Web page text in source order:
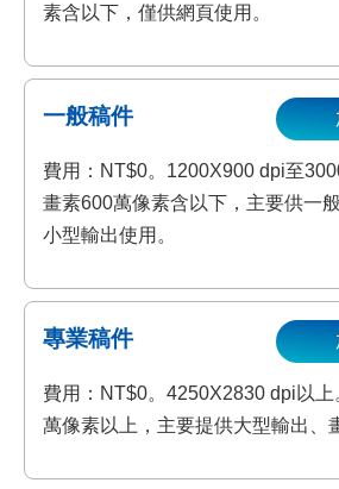
素含以下，僅供網頁使用。
一般稿件
費用：NT$0。1200X900 dpi至
畫素600萬像素含以下，主要供一
小型輸出使用。
專業稿件
費用：NT$0。4250X2830 dpi以
萬像素以上，主要提供大型輸出、